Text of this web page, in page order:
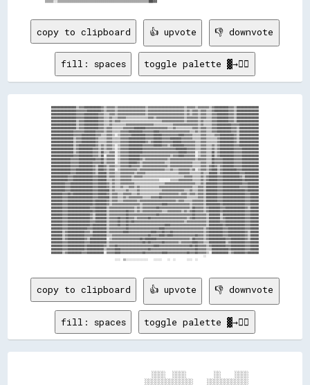
copy to clipboard 👍 upvote 👎 downvote
fill: spaces toggle palette ▓→✊🏽
██████████████████▒▒▓▓▓▓████████████▓▓▒▒▓▓▓▓▓▓▒▒▓▓▓▓▓▓▓▓▓▓▓▓▓▓▓▓▓▓▓▓▒▒▓▓▓▓▓▓▓▓▓▓▓▓▓▓▓▓▓▓▓▓▓▓▓▓▓▓▒▒▓▓▓▓▓▓▒▒▓▓▓▓▓▓▓▓▒▒▓▓██████████▓▓▓▓▒▒████████████████
██████████████████▓▓▓▓▓▓▓▓██████████▓▓▒▒▓▓▓▓▓▓▒▒▓▓▓▓▓▓▓▓▓▓▓▓▓▓▓▓▓▓▓▓▒▒▓▓▓▓▓▓▓▓▓▓▓▓▓▓▓▓▓▓▓▓▓▓▓▓▓▓▒▒▓▓▒▒▓▓▓▓▒▒▓▓▓▓▒▒▒▒▓▓██████████▓▓▓▓▒▒████████████████
██████████████████▓▓▓▓▓▓██████████▓▓▓▓▒▒▒▒▓▓▓▓▒▒▓▓▓▓▓▓▓▓▓▓▓▓▓▓▓▓▓▓▓▓▒▒▓▓▓▓▓▓▓▓▓▓▓▓▓▓▓▓▓▓▓▓▓▓▓▓▓▓▒▒▓▓▒▒▓▓▓▓▒▒▓▓▓▓▒▒▒▒▓▓▓▓████████▓▓▓▓▒▒████████████████
██████████████████▓▓▓▓▓▓██████████▓▓▓▓▒▒▒▒▓▓▒▒▒▒▓▓▓▓▓▓▒▒▒▒▒▒▒▒▒▒▒▒▒▒▒▒▓▓▓▓▒▒▓▓▓▓▓▓▓▓▓▓▓▓▓▓▓▓▓▓▓▓▒▒▓▓▓▓▓▓▓▓▒▒▓▓▓▓▒▒▒▒▓▓▓▓████████▓▓▓▓▒▒████████████████
██████████████████▒▒▓▓▓▓██████████▓▓▓▓▒▒▒▒▓▓▒▒▓▓▓▓▒▒▒▒▒▒▒▒▒▒▒▒▒▒▒▒▒▒▒▒▒▒▒▒▒▒▒▒▒▒▓▓▓▓▓▓▓▓▓▓▓▓▓▓▓▓▒▒▓▓▓▓▓▓▓▓▒▒▓▓▒▒▒▒▒▒▓▓▓▓████████▓▓▓▓▒▒████████████████
██████████████████▒▒▓▓▓▓██████████▓▓▓▓▒▒▒▒▓▓▒▒▒▒▒▒▒▒▒▒▓▓▓▓▓▓▓▓▓▓▓▓▓▓▓▓▓▓▓▓▒▒▒▒▒▒▒▒▒▒▒▒▒▒▓▓▓▓▓▓▓▓▓▓▓▓▓▓▓▓▓▓▒▒▓▓▒▒▒▒▒▒▓▓▓▓██████████▓▓▓▓▓▓██████████████
██████████████████▒▒▓▓▓▓██████████▓▓▓▓▒▒▓▓▓▓▒▒▒▒▒▒▒▒▓▓▓▓▓▓▓▓████████▓▓▓▓▓▓▓▓▓▓▓▓▓▓▓▓▒▒▒▒▓▓▒▒▒▒▒▒▒▒▒▒▒▒▓▓▓▓▒▒▓▓▓▓▒▒▒▒▓▓▓▓██████████▓▓▓▓▒▒██████████████
████████████████▓▓▓▓▓▓▓▓████████▓▓▓▓▓▓▒▒▓▓▓▓▒▒▒▒▒▒▓▓▓▓▓▓██████████▓▓▓▓▓▓▓▓████▓▓▓▓▓▓▓▓▓▓▓▓▓▓▓▓▓▓▓▓▓▓▒▒▒▒▓▓▒▒▓▓▓▓▒▒▒▒▓▓▓▓██████████▓▓▓▓▒▒██████████████
████████████████▓▓▓▓▓▓██████████▓▓▓▓▒▒▒▒▓▓▓▓▒▒░░▒▒▓▓▓▓▓▓▓▓██████████▓▓▓▓▓▓██████▓▓▓▓▓▓▓▓▓▓▓▓████▓▓▓▓▓▓▒▒▒▒▒▒▓▓▓▓▒▒▒▒▒▒▓▓▓▓██████████▓▓▒▒██████████████
████████████████▒▒▓▓▓▓██████████▓▓▒▒▒▒▒▒▓▓▓▓▒▒▒▒▒▒▓▓▓▓▓▓████████████▓▓▓▓▓▓██████▓▓▓▓▓▓████████▓▓▓▓▓▓▓▓▒▒▒▒▒▒▓▓▓▓▒▒▒▒▒▒▒▒▓▓██████████▓▓▒▒██████████████
████████████████▒▒▓▓▓▓██████████▓▓▒▒▒▒▒▒▓▓▓▓▒▒▒▒▒▒▓▓▓▓▓▓████████████▓▓▒▒▓▓██████▓▓▓▓▓▓▓▓██████▓▓▓▓▓▓▓▓▓▓▒▒▒▒▓▓▓▓▒▒▒▒▒▒▒▒▓▓██████████▓▓▒▒██████████████
████████████████▒▒▓▓████████████▓▓▒▒▓▓▒▒▓▓▓▓▒▒░░▒▒▓▓▓▓▓▓██████████▓▓▓▓▓▓▓▓██████▓▓▓▓▒▒▓▓████████▓▓▓▓▓▓▓▓▒▒▒▒▓▓▓▓▒▒▒▒▓▓▒▒▓▓██████████▓▓▓▓██████████████
████████████████▒▒▓▓██████████▓▓▓▓▒▒▓▓▒▒▓▓▓▓▒▒░░▒▒▓▓▓▓▓▓██████████▓▓▓▓▓▓▓▓▓▓▓▓▓▓▓▓▓▓▓▓▓▓▓▓████████▓▓▓▓▓▓▒▒▒▒▓▓▓▓▒▒▒▒▓▓▒▒▓▓██████████▓▓▓▓▓▓████████████
████████████████▒▒▓▓██████████▓▓▓▓▒▒██▒▒▒▒▓▓▓▓░░▒▒▓▓▓▓▓▓██████████▓▓▓▓▓▓▓▓▓▓▓▓▓▓▓▓▓▓▓▓▓▓▓▓▓▓██████▓▓▓▓▓▓░░▒▒▓▓▓▓▒▒▒▒██▒▒▓▓██████████▓▓▓▓▓▓████████████
████████████████▓▓▓▓██████████▓▓▓▓▒▒██░░▓▓▓▓▓▓░░▒▒▓▓▓▓▓▓████████▓▓▓▓▓▓▓▓▓▓▓▓▓▓▓▓▓▓▓▓▓▓▒▒▓▓▓▓████▓▓▓▓▓▓▓▓░░▒▒▓▓▓▓▒▒▒▒██▒▒▓▓██████████▓▓▓▓▓▓████████████
██████████████▓▓▓▓▓▓████████████▓▓▓▓██▒▒▓▓▓▓▓▓░░▒▒▓▓▓▓▓▓████████▓▓▒▒▓▓▓▓▓▓▓▓▓▓▓▓▓▓▓▓▒▒▓▓▓▓▓▓▓▓▓▓▓▓▓▓▓▓▓▓▒▒▓▓▓▓▓▓▒▒▒▒██▓▓▓▓▓▓████████▓▓▓▓▓▓████████████
██████████████▓▓▓▓▓▓██████████▓▓▓▓▓▓██▒▒▓▓▓▓▓▓░░▒▒▓▓▓▓▓▓██████▓▓▒▒▓▓▓▓▓▓▓▓▓▓▓▓▓▓▓▓▒▒▒▒▓▓▓▓▓▓▓▓▓▓▓▓▓▓▓▓▒▒▒▒▒▒▓▓▓▓▒▒▒▒██▓▓▓▓▓▓████████▓▓▓▓▓▓████████████
██████████████▓▓▓▓▓▓██████████▓▓▒▒████▓▓▒▒▓▓▓▓▒▒▒▒▓▓▓▓▓▓██▓▓▓▓▓▓▒▒▓▓▓▓▓▓▓▓▓▓▓▓▓▓▓▓▓▓▒▒▓▓▓▓▓▓▓▓▓▓▓▓▓▓▓▓▒▒▒▒▒▒▓▓▓▓▒▒▓▓██▓▓▒▒▓▓████████▓▓▓▓▓▓████████████
██████████████▓▓▓▓████████████▓▓▒▒████▓▓▒▒▓▓▓▓░░▒▒▓▓▓▓▓▓▓▓▓▓▓▓▒▒▓▓▓▓▓▓▓▓▓▓▓▓▓▓▓▓▓▓▒▒▒▒▓▓▒▒▒▒▓▓▓▓▓▓▓▓▒▒▓▓░░▒▒▓▓▓▓▒▒▓▓████▒▒▓▓██████████▓▓▓▓████████████
██████████████▓▓▓▓████████████▓▓▒▒██████▒▒▓▓▓▓▒▒▒▒▓▓▓▓▓▓▓▓▓▓▒▒▓▓▓▓▓▓▒▒▒▒▒▒▒▒▒▒▒▒▒▒▒▒▒▒▒▒▒▒▒▒▓▓▓▓▓▓▓▓▒▒▒▒▒▒▒▒▓▓▒▒▒▒██████▒▒▓▓████████████▓▓▓▓██████████
████████████▓▓▓▓██████████████▓▓▓▓██████▒▒▓▓▓▓▒▒▒▒▓▓▓▓▓▓▓▓▒▒▓▓▓▓▓▓▒▒▒▒▒▒▒▒▒▒▒▒▒▒▒▒▒▒▒▒▒▒▒▒▒▒▒▒▒▒▓▓▓▓▓▓▒▒▒▒▒▒▓▓▒▒▓▓██████▓▓▓▓████████████▓▓▒▒██████████
████████████▓▓▓▓██████████████▓▓▓▓██████▒▒▒▒▓▓▒▒▒▒▓▓▓▓▓▓▓▓▒▒▒▒▒▒▒▒▒▒▒▒▒▒▒▒▒▒▒▒░░░░░░░░▒▒▒▒▒▒▓▓▓▓▓▓▓▓▓▓▒▒▒▒▒▒▓▓▒▒▓▓██████▓▓▓▓██████████████▓▓██████████
██████████▓▓▓▓████████████████▓▓▓▓██████▓▓▒▒▓▓▒▒▒▒▓▓▓▓▓▓▓▓▓▓▒▒▒▒▒▒▒▒▒▒▒▒▒▒▒▒▒▒▒▒▒▒▓▓▓▓▓▓▓▓▓▓▓▓▓▓▓▓▓▓▓▓▓▓▒▒▒▒▓▓▒▒████████▓▓▓▓██████████████▓▓▓▓████████
██████████▓▓▓▓████████████████▓▓▓▓██████▓▓▒▒▓▓▒▒▒▒▓▓▒▒▒▒▓▓▓▓▒▒▓▓▒▒▒▒▒▒▒▒▒▒▒▒▒▒▓▓▓▓▓▓▓▓▓▓▓▓▓▓▓▓▓▓▓▓▓▓▓▓▒▒▒▒▓▓▓▓▒▒████████▓▓▓▓████████████▓▓▓▓▓▓████████
██████████▓▓▓▓████████████████▓▓▓▓████████▒▒▓▓▒▒▒▒▒▒▒▒▓▓▒▒▒▒▒▒▓▓▒▒▒▒▒▒▒▒▒▒▒▒▒▒▒▒▓▓▓▓▓▓▓▓▓▓▓▓▓▓▓▓▒▒▒▒▓▓▒▒▒▒▓▓▓▓▒▒████████▓▓▓▓████████████████▓▓████████
████████▓▓▓▓██▓▓██████████████▓▓▓▓██████▓▓▒▒▓▓▓▓▒▒▒▒▓▓▓▓▓▓▒▒▒▒▓▓▒▒▒▒▒▒▒▒▒▒▒▒▒▒▓▓▓▓▓▓▓▓▓▓▓▓▓▓▒▒▓▓▓▓▒▒▓▓▓▓▒▒▓▓▓▓▒▒████████▓▓▓▓████████████████▓▓▓▓██████
████████▓▓▓▓██████████████████▓▓▓▓████████▒▒▓▓▓▓▒▒▒▒▓▓▒▒▓▓▓▓▓▓▓▓▓▓▒▒▒▒▒▒▓▓▓▓▓▓██▓▓▓▓▓▓▓▓▓▓▓▓▓▓▓▓▓▓▒▒▒▒▒▒▒▒▓▓▓▓▒▒████████▓▓▓▓████████████████▓▓▓▓██████
████████▓▓▓▓██████████████████▓▓████████▓▓▒▒▓▓▓▓▒▒▒▒▓▓▓▓▓▓▓▓▓▓▒▒▓▓▓▓▓▓▓▓▓▓▓▓▓▓▓▓▓▓▓▓▓▓▓▓▓▓▒▒▓▓▓▓▒▒▒▒▒▒▓▓▓▓▓▓▓▓▒▒████████▓▓▓▓████████████████▓▓▓▓██████
████████▓▓▓▓██████████████████▓▓████████▓▓▒▒▓▓▓▓▓▓▓▓▓▓▓▓▓▓▓▓▓▓▓▓▒▒▓▓▓▓▓▓▓▓▓▓▓▓▓▓████▓▓▓▓▓▓▓▓▓▓▓▓▓▓▓▓▒▒▓▓▓▓▓▓▓▓▒▒██████████▓▓████████████████▓▓▓▓██████
████████▓▓▓▓████████████████▓▓▓▓████████▒▒▓▓▓▓▓▓▓▓▓▓▓▓▓▓▓▓▓▓▒▒▓▓▒▒▓▓▓▓▓▓▓▓▓▓██▓▓▓▓▓▓▓▓▓▓▓▓▓▓▓▓▓▓▓▓▓▓▒▒██▓▓▓▓▓▓▒▒▓▓████████▓▓▓▓██████████████▓▓▒▒██████
████████▓▓▓▓██████████████████▓▓████████▒▒▓▓▓▓▓▓▓▓▓▓▓▓██▓▓▓▓▒▒▓▓▒▒▓▓▓▓▓▓▓▓▓▓▓▓▓▓▒▒▒▒▓▓▓▓▓▓▓▓▓▓▒▒▓▓▒▒▓▓██▓▓▓▓▓▓▒▒▓▓████████▓▓████████████████▓▓▓▓██████
████████▓▓▓▓████████████████▓▓▒▒████████▒▒▓▓▓▓▓▓▓▓▓▓▓▓██▓▓▓▓▓▓▓▓▓▓▓▓▓▓▓▓▓▓▓▓██▓▓▓▓▓▓▓▓▓▓▓▓▓▓▓▓▓▓▓▓▓▓▓▓██▓▓▓▓▓▓▓▓▒▒████████▒▒████████████████▓▓▓▓██████
████████▓▓▓▓████████████████▓▓▒▒████████▒▒▓▓▓▓▓▓██▓▓▓▓██▓▓▓▓▒▒▓▓▓▓▓▓▓▓██▓▓▓▓▓▓▓▓▓▓▓▓▓▓▓▓▓▓▓▓▓▓▓▓▓▓▒▒▓▓██▓▓▓▓▓▓▓▓▒▒████████▒▒▓▓██████████████▓▓▓▓██████
████████▓▓▓▓████████████████▓▓▓▓████████▒▒▓▓▓▓▓▓██▓▓▓▓██▓▓██▓▓▓▓▓▓▓▓▓▓▓▓▓▓▓▓▓▓▓▓▓▓▓▓▓▓▓▓▓▓▓▓▓▓▓▓▒▒▓▓▓▓▓▓▓▓▓▓▓▓▓▓▒▒████████▓▓▓▓██████████████▓▓▓▓██████
████████▓▓▓▓████████████████▓▓██████████▒▒▓▓▓▓▓▓██▓▓▓▓██▓▓▓▓▓▓▓▓▓▓▓▓▓▓▓▓▓▓▓▓▓▓▓▓▓▓████▓▓▓▓▓▓▓▓▓▓▓▓▓▓▓▓▓▓▓▓▓▓▓▓▓▓▒▒██████████▓▓██████████████▓▓▓▓██████
████████▓▓▓▓██████████████▓▓▓▓██████████▒▒▓▓▓▓▓▓▓▓▓▓▓▓██▓▓▓▓▓▓▓▓▓▓▓▓▓▓▓▓▓▓▓▓▓▓████▓▓▓▓▓▓▓▓▓▓▓▓▓▓▓▓▓▓▓▓▓▓▓▓▓▓▓▓▒▒▓▓██████████▓▓▓▓████████████▓▓▓▓██████
████████▒▒▓▓████████████▓▓▓▓▒▒██████████▒▒▓▓▓▓▓▓▓▓▓▓████▓▓▓▓▓▓▓▓▓▓▓▓▓▓▓▓████▓▓▓▓██▓▓▓▓██▓▓▓▓▓▓▓▓▓▓▓▓▓▓▓▓▓▓▓▓▓▓▒▒▓▓██████████▓▓▓▓████████████▓▓▒▒██████
████████▒▒▓▓████████████▓▓▓▓▓▓██████████▒▒▒▒▓▓▓▓▓▓▓▓▓▓▓▓▓▓▓▓▓▓▓▓▓▓▓▓▓▓██▓▓▓▓▓▓████▓▓████▓▓▓▓▓▓▓▓▓▓▓▓▓▓▓▓██▓▓▓▓▒▒▓▓██████████▓▓▓▓████████████▓▓▒▒██████
████████▒▒▓▓████████████▓▓▒▒████████████░░▒▒▓▓▓▓▓▓▓▓▓▓▓▓▓▓▓▓▓▓▓▓██▓▓████████▓▓▓▓▓▓▓▓▓▓▓▓▓▓▓▓▓▓▓▓▓▓▓▓▒▒██▓▓▓▓▓▓▒▒▓▓████████████▓▓▓▓██████████▓▓▒▒██████
████████▓▓▓▓████████████▓▓▓▓████████████▒▒▓▓▓▓▓▓▓▓▓▓▓▓▓▓▓▓▓▓▓▓▓▓▓▓██▓▓██▓▓▓▓▓▓▓▓██▓▓▓▓▓▓▓▓▓▓▒▒▓▓▓▓▓▓▓▓████▓▓▓▓▒▒▒▒████████████▒▒▓▓██████████▓▓▓▓██████
████████▓▓▓▓████████████▓▓████████████▓▓▒▒▓▓▓▓██▓▓▓▓▓▓▓▓▓▓▓▓▓▓▓▓▓▓▓▓▓▓▓▓▓▓████▓▓▓▓▓▓▓▓▓▓▓▓▓▓▓▓▓▓▓▓▓▓██▓▓██▓▓▓▓▓▓▒▒▓▓██████████▓▓▓▓██████████▓▓▓▓██████
████████▓▓▓▓████████████▓▓████████████▒▒▓▓▓▓▓▓████▓▓▓▓▓▓▓▓▓▓▓▓▓▓▓▓▓▓▓▓██▓▓▓▓▓▓▓▓▓▓▓▓▓▓▓▓▓▓▓▓▓▓▓▓▓▓▓▓▓▓▓▓██▓▓▓▓▓▓▒▒▒▒████████████▓▓██████████▓▓▓▓██████
████████▒▒▓▓██████████▓▓▓▓████████████░░▓▓▓▓▓▓████▓▓▓▓▓▓▓▓▓▓▓▓▓▓▓▓██▓▓▓▓▓▓▓▓▓▓▓▓████▓▓▓▓▓▓▓▓▓▓▓▓▓▓██▓▓▓▓██▓▓▓▓▓▓▒▒░░████████████▒▒▓▓████████▓▓████████
                                                                                                              ░░
copy to clipboard 👍 upvote 👎 downvote
fill: spaces toggle palette ▓→✊🏽
                            ░░░░  ░░░░        ░░    ░░░░
                          ░░░░░░░░░░░░░░    ░░░░░░░░░░░░